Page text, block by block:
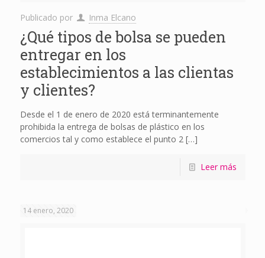
Publicado por Inma Elcano
¿Qué tipos de bolsa se pueden
entregar en los
establecimientos a las clientas
y clientes?
Desde el 1 de enero de 2020 está terminantemente
prohibida la entrega de bolsas de plástico en los
comercios tal y como establece el punto 2[…]
Leer más
14 enero, 2020